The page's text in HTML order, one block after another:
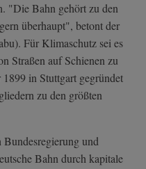
"Die Bahn gehört zu den
überhaupt", betont der
Für Klimaschutz sei es
Straßen auf Schienen zu
in Stuttgart gegründet
zu den größten
und
Bahn durch kapitale